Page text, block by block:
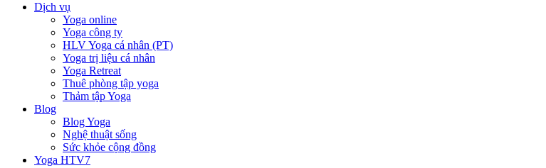
Dịch vụ
Yoga online
Yoga công ty
HLV Yoga cá nhân (PT)
Yoga trị liệu cá nhân
Yoga Retreat
Thuê phòng tập yoga
Thảm tập Yoga
Blog
Blog Yoga
Nghệ thuật sống
Sức khỏe cộng đồng
Yoga HTV7